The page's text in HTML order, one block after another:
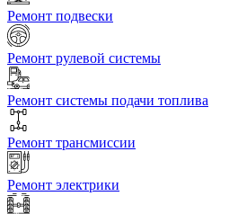
Ремонт подвески
Ремонт рулевой системы
Ремонт системы подачи топлива
Ремонт трансмиссии
Ремонт электрики